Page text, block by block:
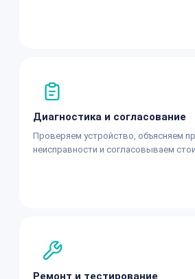
Диагностика и согласование
Проверяем устройство, объясняем
неисправности и согласовываем
Ремонт и тестирование